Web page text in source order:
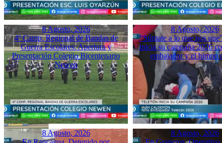
8 Agosto, 2026
4º Camp. Regional de Bandas de
Guerra Escolares: Apertura y
Presentación Colegio Bicentenario
Newen
8 Agosto, 2026
“Súmate a lo que nos
inicia su campaña 2026
embajador y el himno
8 Agosto, 2026
8 Agosto, 2026